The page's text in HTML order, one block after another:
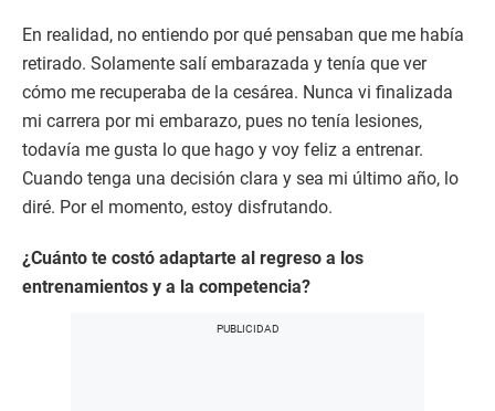
En realidad, no entiendo por qué pensaban que me había
retirado. Solamente salí embarazada y tenía que ver
cómo me recuperaba de la cesárea. Nunca vi finalizada
mi carrera por mi embarazo, pues no tenía lesiones,
todavía me gusta lo que hago y voy feliz a entrenar.
Cuando tenga una decisión clara y sea mi último año, lo
diré. Por el momento, estoy disfrutando.
¿Cuánto te costó adaptarte al regreso a los
entrenamientos y a la competencia?